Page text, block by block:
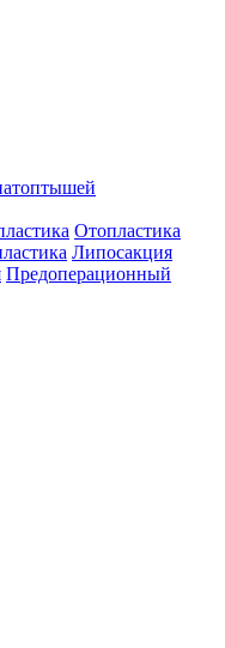
Отопластика
Липосакция
Предоперационный